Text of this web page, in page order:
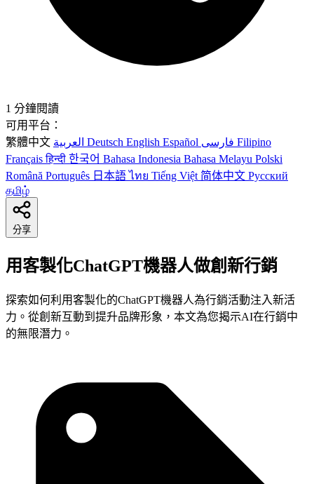
1 分鐘閱讀
可用平台：
繁體中文
Deutsch English Español
Filipino
Françaisहिन्दी 한국어 Bahasa Indonesia Bahasa Melayu Polski
Română Português 日本語ไทย Tiếng Việt 简体中文 Русский
தமிழ்
分享
用客製化ChatGPT機器人做創新行銷
探索如何利用客製化的ChatGPT機器人為行銷活動注入新活
力。從創新互動到提升品牌形象，本文為您揭示AI在行銷中
的無限潛力。